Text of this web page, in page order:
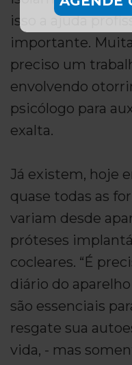
isso a ajuda
importante.
preciso um
envolvendo
psicólogo para
exalta.
Já existem, hoje
quase todas as
variam desde
próteses
cocleares. “É
diário do
são essenciais
resgate sua
vida, - mas